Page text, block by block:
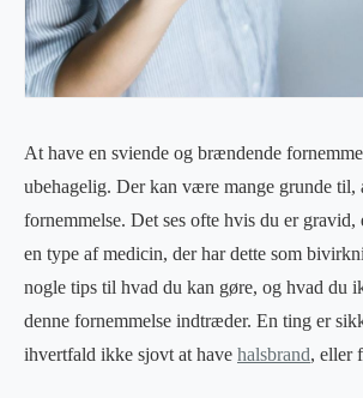
At have en sviende og brændende
ubehagelig. Der kan være mange grunde til,
fornemmelse. Det ses ofte hvis du er gravid,
en type af medicin, der har dette som
nogle tips til hvad du kan gøre, og hvad du
denne fornemmelse indtræder. En ting er
ihvertfald ikke sjovt at have halsbrand, eller